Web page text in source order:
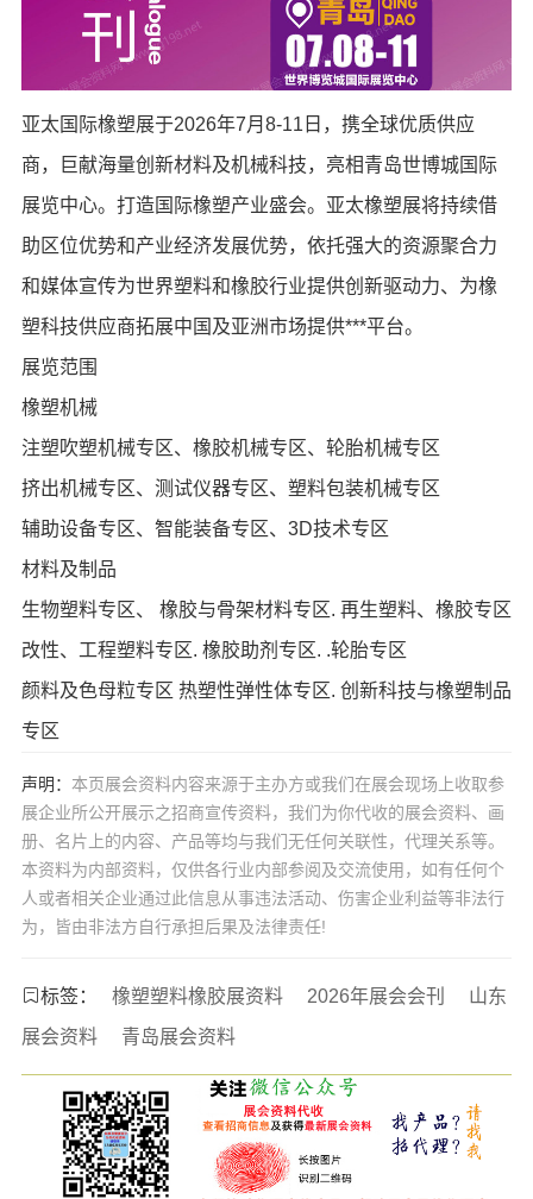
亚太国际橡塑展于2026年7月8-11日，携全球优质供应
商，巨献海量创新材料及机械科技，亮相青岛世博城国际
展览中心。打造国际橡塑产业盛会。亚太橡塑展将持续借
助区位优势和产业经济发展优势，依托强大的资源聚合力
和媒体宣传为世界塑料和橡胶行业提供创新驱动力、为橡
塑科技供应商拓展中国及亚洲市场提供***平台。
展览范围
橡塑机械
注塑吹塑机械专区、橡胶机械专区、轮胎机械专区
挤出机械专区、测试仪器专区、塑料包装机械专区
辅助设备专区、智能装备专区、3D技术专区
材料及制品
生物塑料专区、 橡胶与骨架材料专区. 再生塑料、橡胶专区
改性、工程塑料专区. 橡胶助剂专区. .轮胎专区
颜料及色母粒专区 热塑性弹性体专区. 创新科技与橡塑制品
专区
声明： 本页展会资料内容来源于主办方或我们在展会现场上收取参
展企业所公开展示之招商宣传资料，我们为你代收的展会资料、画
册、名片上的内容、产品等均与我们无任何关联性，代理关系等。
本资料为内部资料，仅供各行业内部参阅及交流使用，如有任何个
人或者相关企业通过此信息从事违法活动、伤害企业利益等非法行
为，皆由非法方自行承担后果及法律责任!
标签： 橡塑塑料橡胶展资料 2026年展会会刊
山东
展会资料
青岛展会资料